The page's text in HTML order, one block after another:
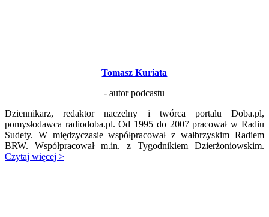
Tomasz Kuriata
- autor podcastu
Dziennikarz, redaktor naczelny i twórca portalu Doba.pl,
pomysłodawca radiodoba.pl. Od 1995 do 2007 pracował w Radiu
Sudety. W międzyczasie współpracował z wałbrzyskim Radiem
BRW. Współpracował m.in. z Tygodnikiem Dzierżoniowskim.
Czytaj więcej >